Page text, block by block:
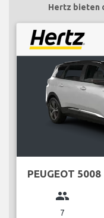
Hertz bieten
PEUGEOT 5008
group
7